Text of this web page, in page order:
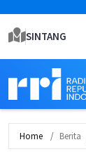
SINTANG
Home Berita